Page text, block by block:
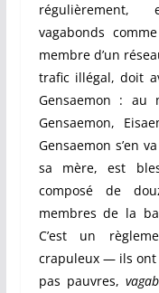
régulièrement,
vagabonds
membre d’un
trafic illégal, doit
Gensaemon : au
Gensaemon,
Gensaemon s’en
sa mère, est
composé de
membres de la
C’est un
crapuleux — ils ont
pas pauvres,